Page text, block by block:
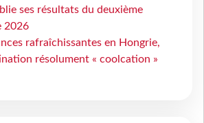
ses résultats du deuxième
2026
rafraîchissantes en Hongrie,
résolument « coolcation »